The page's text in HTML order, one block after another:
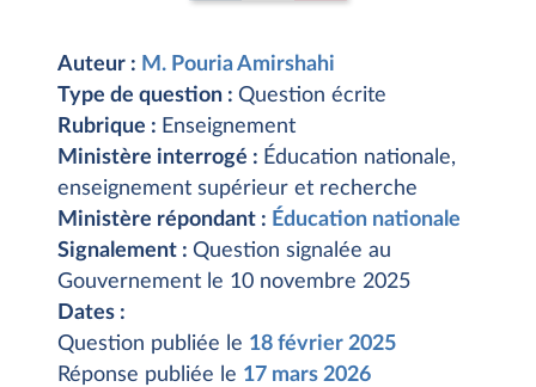
Auteur : M. Pouria Amirshahi
Type de question : Question écrite
Rubrique : Enseignement
Ministère interrogé : Éducation nationale,
enseignement supérieur et recherche
Ministère répondant : Éducation nationale
Signalement : Question signalée au
Gouvernement le 10 novembre 2025
Dates :
Question publiée le 18 février 2025
Réponse publiée le 17 mars 2026